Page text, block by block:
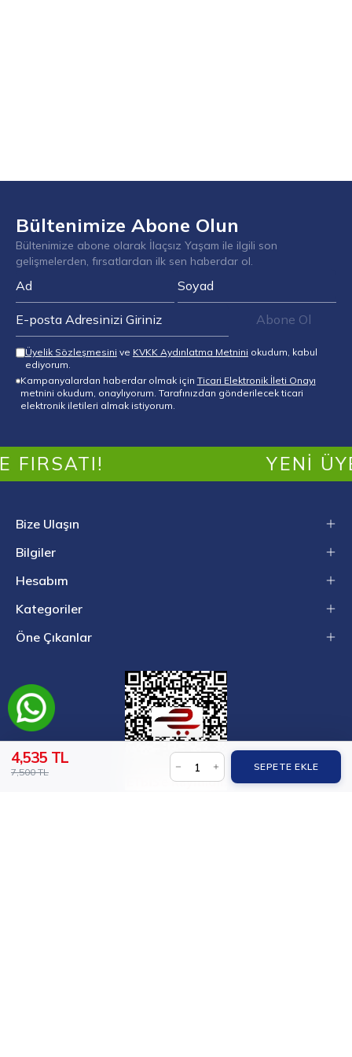
4,535 TL
7,500 TL SEPETE EKLE
Bültenimize Abone Olun
Bültenimize abone olarak İlaçsız Yaşam ile ilgili son
gelişmelerden, fırsatlardan ilk sen haberdar ol.
Abone Ol
Üyelik Sözleşmesini ve KVKK Aydınlatma Metnini okudum, kabul
ediyorum.
Kampanyalardan haberdar olmak için Ticari Elektronik İleti Onayı
metnini okudum, onaylıyorum. Tarafınızdan gönderilecek ticari
elektronik iletileri almak istiyorum.
YENI
Bize Ulaşın
Bilgiler
Hesabım
Kategoriler
Öne Çıkanlar